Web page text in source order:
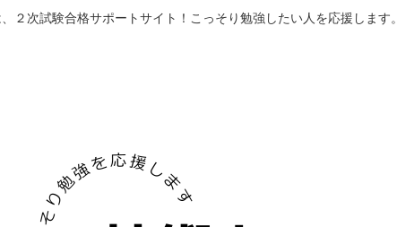
２次試験合格サポートサイト！こっそり勉強したい人を応援します。